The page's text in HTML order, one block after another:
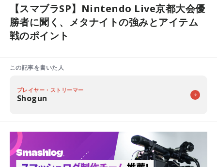
【スマブラSP】Nintendo Live京都大会優
勝者に聞く、メタナイトの強みとアイテム
戦のポイント
この記事を書いた人
プレイヤー・ストリーマー
Shogun